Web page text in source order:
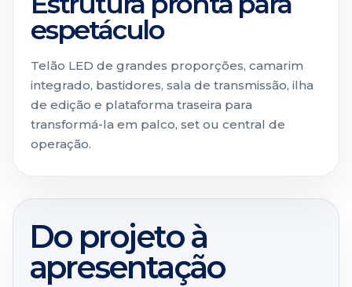
espetáculo
Telão LED de grandes proporções, camarim
integrado, bastidores, sala de transmissão, ilha
de edição e plataforma traseira para
transformá-la em palco, set ou central de
operação.
Do projeto à
apresentação